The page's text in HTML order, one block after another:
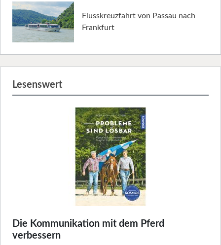
Flusskreuzfahrt von Passau nach
Frankfurt
Lesenswert
Die Kommunikation mit dem Pferd
verbessern